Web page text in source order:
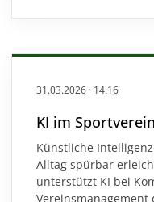
31.03.2026 · 14:16
KI im
Künstliche
Alltag spürbar
unterstützt KI bei